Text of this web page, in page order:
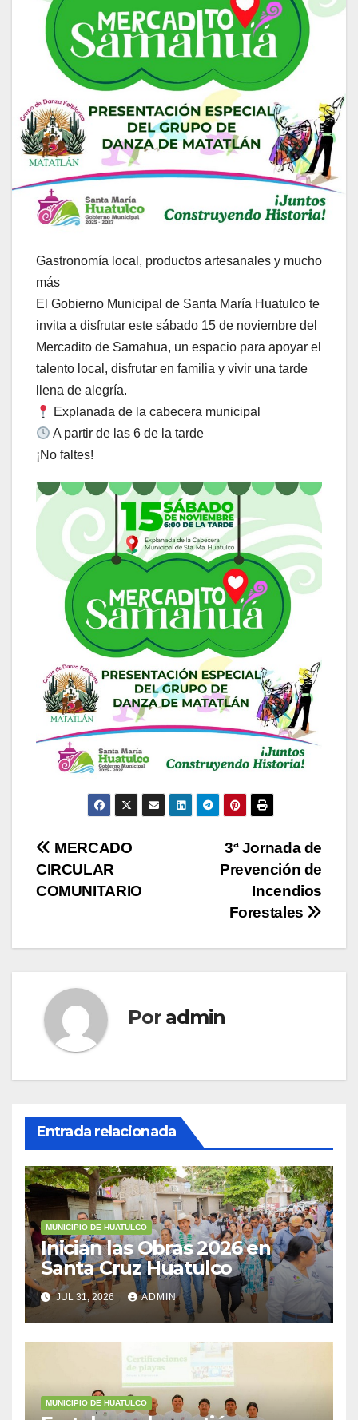
Gastronomía local, productos artesanales y mucho
más
El Gobierno Municipal de Santa María Huatulco te
invita a disfrutar este sábado 15 de noviembre del
Mercadito de Samahua, un espacio para apoyar el
talento local, disfrutar en familia y vivir una tarde
llena de alegría.
Explanada de la cabecera municipal
A partir de las 6 de la tarde
¡No faltes!
Navegación
de
3ª Jornada de
Prevención de
Incendios
Forestales
MERCADO
CIRCULAR
COMUNITARIO
Por admin
Entrada relacionada
MUNICIPIO DE HUATULCO
Inician las Obras 2026 en
Santa Cruz Huatulco
JUL 31, 2026 ADMIN
MUNICIPIO DE HUATULCO